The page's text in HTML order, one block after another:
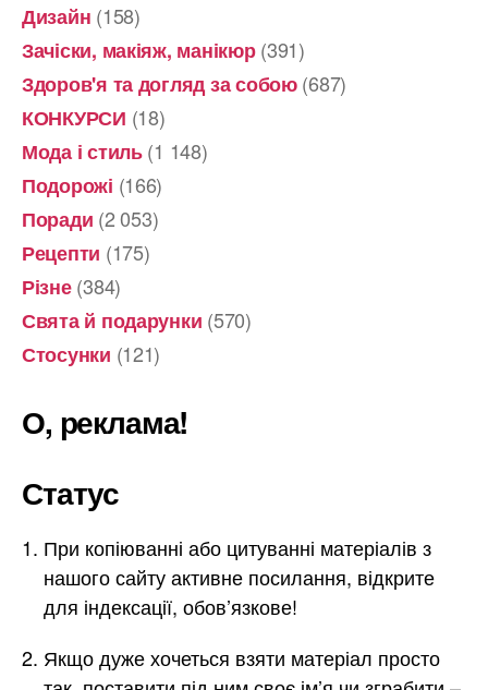
Дизайн (158)
Зачіски, макіяж, манікюр(391)
Здоров'я та догляд за собою(687)
КОНКУРСИ (18)
Мода і стиль(1 148)
Подорожі (166)
Поради (2 053)
Рецепти (175)
Різне(384)
Свята й подарунки (570)
Стосунки (121)
О, реклама!
Статус
При копіюванні або цитуванні матеріалів з
нашого сайту активне посилання, відкрите
для індексації, обов’язкове!
Якщо дуже хочеться взяти матеріал просто